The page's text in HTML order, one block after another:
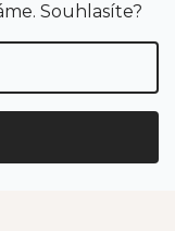
Souhlasíte?